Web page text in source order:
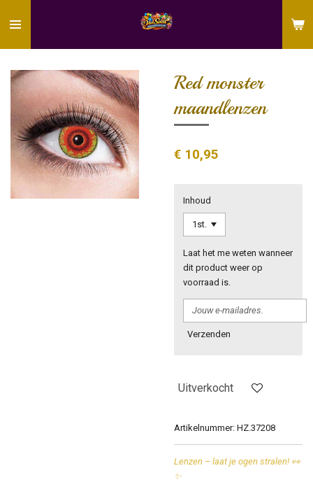
direct
hoofdinhoud
Red monster
maandlenzen
€ 10,95
Inhoud
Laat het me weten wanneer
dit product weer op
voorraad is.
Verzenden
Uitverkocht
Artikelnummer: HZ.37208
Lenzen – laat je ogen stralen! 👀
✨